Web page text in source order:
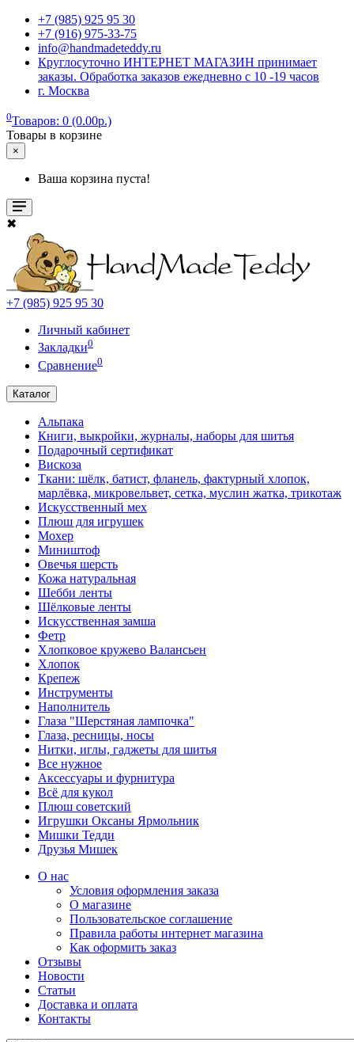
+7 (985) 925 95 30
+7 (916) 975-33-75
info@handmadeteddy.ru
Круглосуточно ИНТЕРНЕТ МАГАЗИН принимает
заказы. Обработка заказов ежедневно с 10 -19 часов
г. Москва
0Товаров: 0 (0.00р.)
Товары в корзине
×
Ваша корзина пуста!
✖
+7 (985) 925 95 30
Личный кабинет
Закладки0
Сравнение0
Каталог
Альпака
Книги, выкройки, журналы, наборы для шитья
Подарочный сертификат
Вискоза
Ткани: шёлк, батист, фланель, фактурный хлопок,
марлёвка, микровельвет, сетка, муслин жатка, трикотаж
Искусственный мех
Плюш для игрушек
Мохер
Миништоф
Овечья шерсть
Кожа натуральная
Шебби ленты
Шёлковые ленты
Искусственная замша
Фетр
Хлопковое кружево Валансьен
Хлопок
Крепеж
Инструменты
Наполнитель
Глаза "Шерстяная лампочка"
Глаза, ресницы, носы
Нитки, иглы, гаджеты для шитья
Все нужное
Аксессуары и фурнитура
Всё для кукол
Плюш советский
Игрушки Оксаны Ярмольник
Мишки Тедди
Друзья Мишек
О нас
Условия оформления заказа
О магазине
Пользовательское соглашение
Правила работы интернет магазина
Как оформить заказ
Отзывы
Новости
Статьи
Доставка и оплата
Контакты